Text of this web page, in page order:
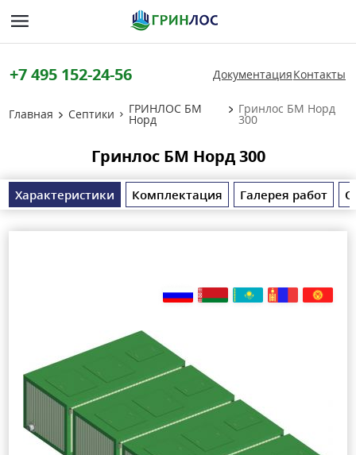
+7 495 152-24-56 ДокументацияКонтакты
Главная Септики ГРИНЛОС БМ
Норд
Гринлос БМ Норд
300
Гринлос БМ Норд 300
Характеристики Комплектация Галерея работ